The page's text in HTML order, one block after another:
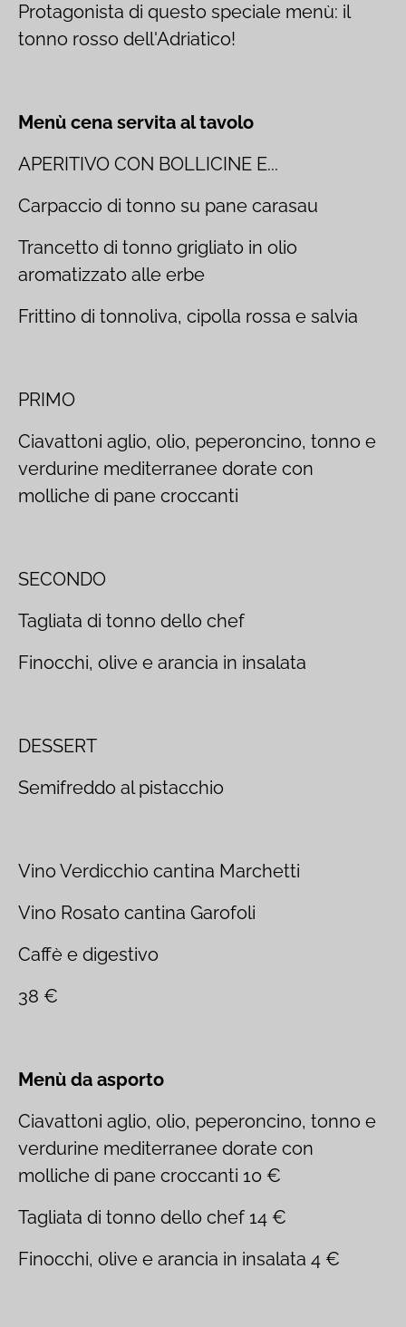
Protagonista di questo speciale menù: il
tonno rosso dell'Adriatico!
Menù cena servita al tavolo
APERITIVO CON BOLLICINE E...
Carpaccio di tonno su pane carasau
Trancetto di tonno grigliato in olio
aromatizzato alle erbe
Frittino di tonnoliva, cipolla rossa e salvia
PRIMO
Ciavattoni aglio, olio, peperoncino, tonno e
verdurine mediterranee dorate con
molliche di pane croccanti
SECONDO
Tagliata di tonno dello chef
Finocchi, olive e arancia in insalata
DESSERT
Semifreddo al pistacchio
Vino Verdicchio cantina Marchetti
Vino Rosato cantina Garofoli
Caffè e digestivo
38 €
Menù da asporto
Ciavattoni aglio, olio, peperoncino, tonno e
verdurine mediterranee dorate con
molliche di pane croccanti 10 €
Tagliata di tonno dello chef 14 €
Finocchi, olive e arancia in insalata 4 €